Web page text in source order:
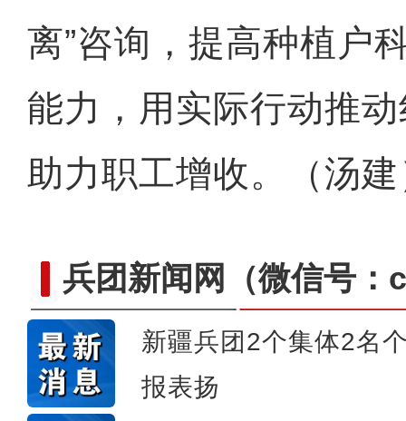
离”咨询，提高种植户
能力，用实际行动推
助力职工增收。（汤
兵团新闻网 （微信号
新疆兵团2个集体2名
报表扬新疆4000亩沙漠盐